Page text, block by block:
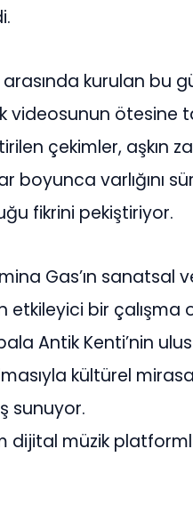
kurulan bu
videosunun ötesine
çekimler, aşkın
boyunca varlığını
fikrini pekiştiriyor.
Gas’ın sanatsal
etkileyici bir çalışma
Antik Kenti’nin
kültürel
sunuyor.
dijital müzik